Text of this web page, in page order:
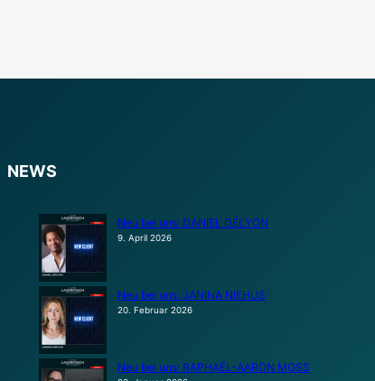
NEWS
Neu bei uns: DANIEL DÉLYON
9. April 2026
Neu bei uns: JANINA NIEHUS
20. Februar 2026
Neu bei uns: RAPHAËL-AARON MOSS